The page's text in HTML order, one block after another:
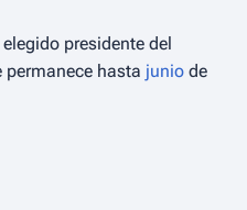
elegido presidente del
permanece hasta junio de